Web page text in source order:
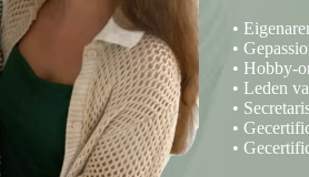
•
•
• Hobby-
• Leden
•
•
•